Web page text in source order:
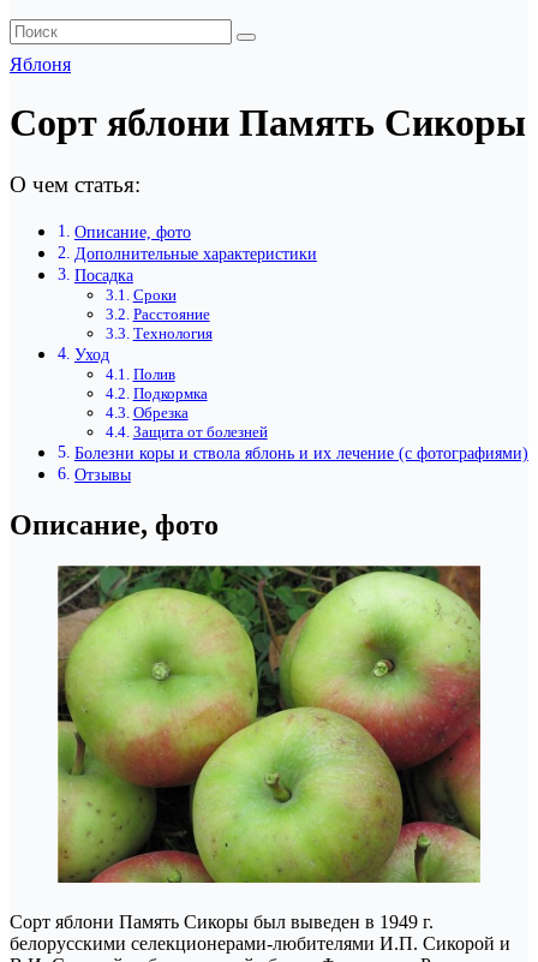
Яблоня
Сорт яблони Память Сикоры
О чем статья:
Описание, фото
Дополнительные характеристики
Посадка
Сроки
Расстояние
Технология
Уход
Полив
Подкормка
Обрезка
Защита от болезней
Болезни коры и ствола яблонь и их лечение (с фотографиями)
Отзывы
Описание, фото
Сорт яблони Память Сикоры был выведен в 1949 г.
белорусскими селекционерами-любителями И.П. Сикорой и